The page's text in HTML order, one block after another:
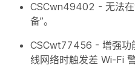
CSCwn49402 - 无法在
备”。
CSCwt77456 - 增强功
线网络时触发差 Wi-Fi 警